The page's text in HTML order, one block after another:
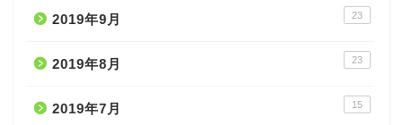
2019年9月 23
2019年8月 23
2019年7月 15